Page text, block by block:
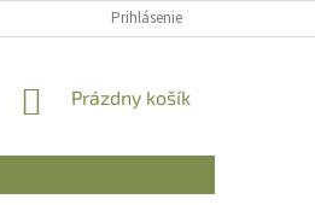
Prihlásenie
NÁKUPNÝ
Prázdny košík